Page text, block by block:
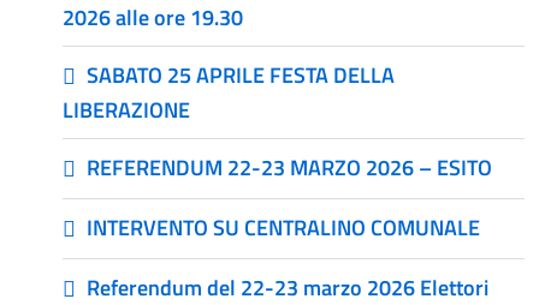
2026 alle ore 19.30
SABATO 25 APRILE FESTA DELLA
LIBERAZIONE
REFERENDUM 22-23 MARZO 2026 – ESITO
INTERVENTO SU CENTRALINO COMUNALE
Referendum del 22-23 marzo 2026 Elettori